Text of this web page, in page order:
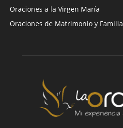
Oraciones a la Virgen María
Oraciones de Matrimonio y Familia